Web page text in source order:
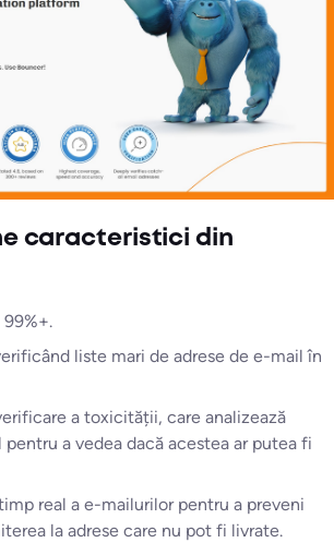
caracteristici din
liste mari de adrese de e-mail în
a toxicității, care analizează
a vedea dacă acestea ar putea fi
real a e-mailurilor pentru a preveni
la adrese care nu pot fi livrate.